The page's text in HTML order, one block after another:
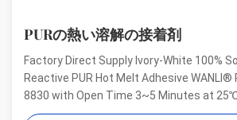
PURの熱い溶解の接着剤
Factory Direct Supply Ivory-White 100%
Reactive PUR Hot Melt Adhesive WANLI®
8830 with Open Time 3~5 Minutes at
Electrical Structural Bonding, Perfect